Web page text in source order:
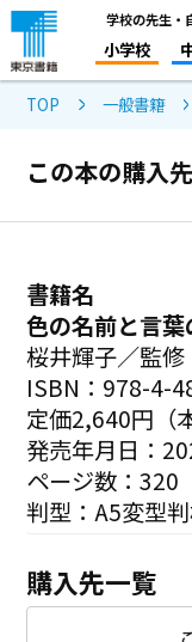
学校の先生・
小学校
TOP 一般書籍
この本の購入先
書籍名
色の名前と言
桜井輝子／監修
ISBN：978-4-
定価2,640円（
発売年月日：
ページ数：320
判型：A5変型
購入先一覧